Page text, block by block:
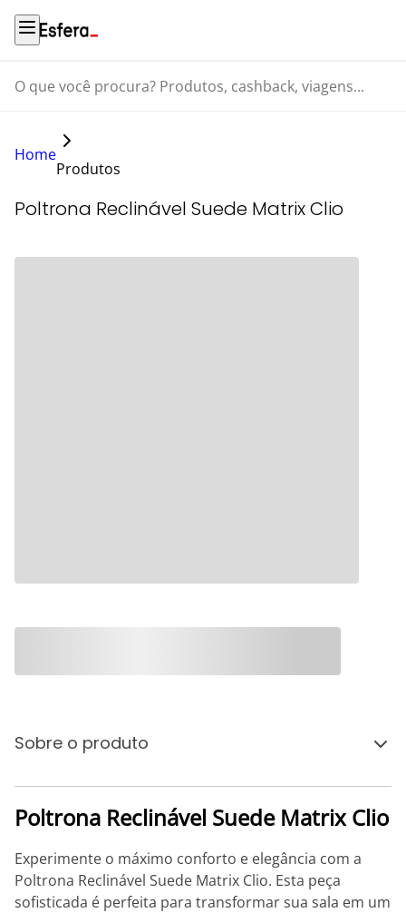
O que você procura? Produtos, cashback, viagens...
Home
Produtos
Poltrona Reclinável Suede Matrix Clio
Sobre o produto
Poltrona Reclinável Suede Matrix Clio
Experimente o máximo conforto e elegância com a
Poltrona Reclinável Suede Matrix Clio. Esta peça
sofisticada é perfeita para transformar sua sala em um